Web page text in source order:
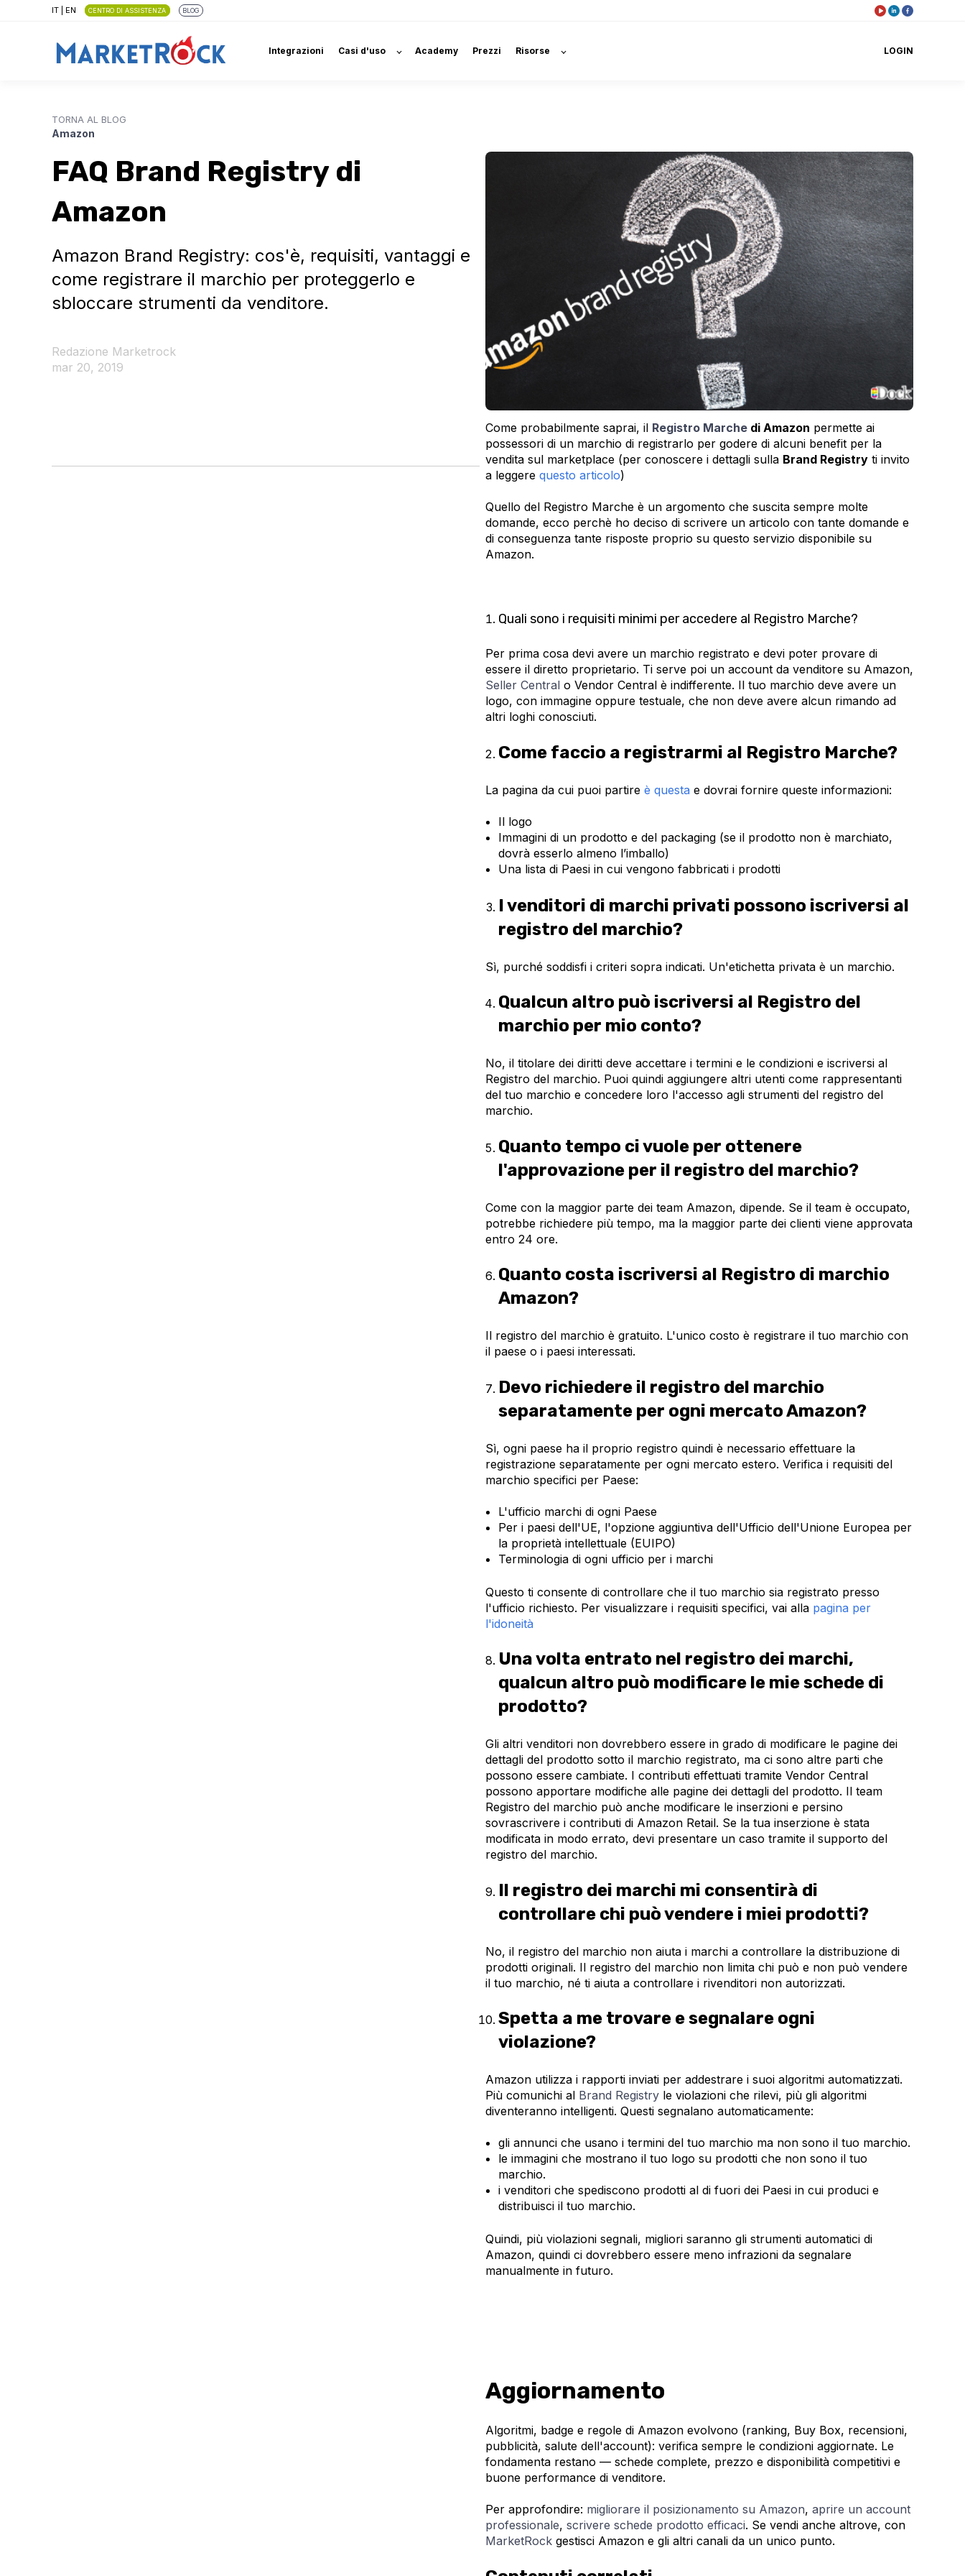
IT EN CENTRO DI ASSISTENZA BLOG
Integrazioni Casi d'uso Academy Prezzi Risorse LOGIN
TORNA AL BLOG
Amazon
FAQ Brand Registry di
Amazon
Amazon Brand Registry: cos'è, requisiti, vantaggi e
come registrare il marchio per proteggerlo e
sbloccare strumenti da venditore.
Redazione Marketrock
mar 20, 2019
Come probabilmente saprai, il Registro Marche di Amazon permette ai
possessori di un marchio di registrarlo per godere di alcuni benefit per la
vendita sul marketplace (per conoscere i dettagli sulla Brand Registry ti invito
a leggere questo articolo)
Quello del Registro Marche è un argomento che suscita sempre molte
domande, ecco perchè ho deciso di scrivere un articolo con tante domande e
di conseguenza tante risposte proprio su questo servizio disponibile su
Amazon.
Quali sono i requisiti minimi per accedere al Registro Marche?
Per prima cosa devi avere un marchio registrato e devi poter provare di
essere il diretto proprietario. Ti serve poi un account da venditore su Amazon,
Seller Central o Vendor Central è indifferente. Il tuo marchio deve avere un
logo, con immagine oppure testuale, che non deve avere alcun rimando ad
altri loghi conosciuti.
Come faccio a registrarmi al Registro Marche?
La pagina da cui puoi partire è questa e dovrai fornire queste informazioni:
Il logo
Immagini di un prodotto e del packaging (se il prodotto non è marchiato,
dovrà esserlo almeno l’imballo)
Una lista di Paesi in cui vengono fabbricati i prodotti
I venditori di marchi privati possono iscriversi al
registro del marchio?
Sì, purché soddisfi i criteri sopra indicati. Un'etichetta privata è un marchio.
Qualcun altro può iscriversi al Registro del
marchio per mio conto?
No, il titolare dei diritti deve accettare i termini e le condizioni e iscriversi al
Registro del marchio. Puoi quindi aggiungere altri utenti come rappresentanti
del tuo marchio e concedere loro l'accesso agli strumenti del registro del
marchio.
Quanto tempo ci vuole per ottenere
l'approvazione per il registro del marchio?
Come con la maggior parte dei team Amazon, dipende. Se il team è occupato,
potrebbe richiedere più tempo, ma la maggior parte dei clienti viene approvata
entro 24 ore.
Quanto costa iscriversi al Registro di marchio
Amazon?
Il registro del marchio è gratuito. L'unico costo è registrare il tuo marchio con
il paese o i paesi interessati.
Devo richiedere il registro del marchio
separatamente per ogni mercato Amazon?
Sì, ogni paese ha il proprio registro quindi è necessario effettuare la
registrazione separatamente per ogni mercato estero. Verifica i requisiti del
marchio specifici per Paese:
L'ufficio marchi di ogni Paese
Per i paesi dell'UE, l'opzione aggiuntiva dell'Ufficio dell'Unione Europea per
la proprietà intellettuale (EUIPO)
Terminologia di ogni ufficio per i marchi
Questo ti consente di controllare che il tuo marchio sia registrato presso
l'ufficio richiesto. Per visualizzare i requisiti specifici, vai alla pagina per
l'idoneità
Una volta entrato nel registro dei marchi,
qualcun altro può modificare le mie schede di
prodotto?
Gli altri venditori non dovrebbero essere in grado di modificare le pagine dei
dettagli del prodotto sotto il marchio registrato, ma ci sono altre parti che
possono essere cambiate. I contributi effettuati tramite Vendor Central
possono apportare modifiche alle pagine dei dettagli del prodotto. Il team
Registro del marchio può anche modificare le inserzioni e persino
sovrascrivere i contributi di Amazon Retail. Se la tua inserzione è stata
modificata in modo errato, devi presentare un caso tramite il supporto del
registro del marchio.
Il registro dei marchi mi consentirà di
controllare chi può vendere i miei prodotti?
No, il registro del marchio non aiuta i marchi a controllare la distribuzione di
prodotti originali. Il registro del marchio non limita chi può e non può vendere
il tuo marchio, né ti aiuta a controllare i rivenditori non autorizzati.
Spetta a me trovare e segnalare ogni
violazione?
Amazon utilizza i rapporti inviati per addestrare i suoi algoritmi automatizzati.
Più comunichi al Brand Registry le violazioni che rilevi, più gli algoritmi
diventeranno intelligenti. Questi segnalano automaticamente:
gli annunci che usano i termini del tuo marchio ma non sono il tuo marchio.
le immagini che mostrano il tuo logo su prodotti che non sono il tuo
marchio.
i venditori che spediscono prodotti al di fuori dei Paesi in cui produci e
distribuisci il tuo marchio.
Quindi, più violazioni segnali, migliori saranno gli strumenti automatici di
Amazon, quindi ci dovrebbero essere meno infrazioni da segnalare
manualmente in futuro.
Aggiornamento
Algoritmi, badge e regole di Amazon evolvono (ranking, Buy Box, recensioni,
pubblicità, salute dell'account): verifica sempre le condizioni aggiornate. Le
fondamenta restano — schede complete, prezzo e disponibilità competitivi e
buone performance di venditore.
Per approfondire: migliorare il posizionamento su Amazon, aprire un account
professionale, scrivere schede prodotto efficaci. Se vendi anche altrove, con
MarketRock gestisci Amazon e gli altri canali da un unico punto.